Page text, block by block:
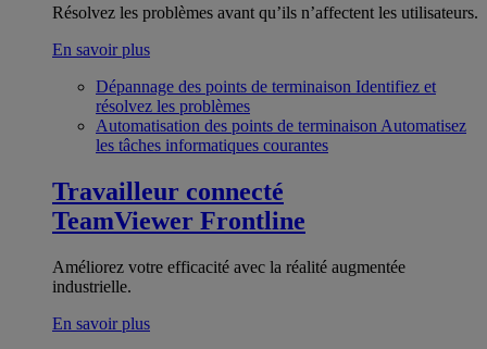
Résolvez les problèmes avant qu’ils n’affectent les utilisateurs.
En savoir plus
Dépannage des points de terminaison Identifiez et
résolvez les problèmes
Automatisation des points de terminaison Automatisez
les tâches informatiques courantes
Travailleur connecté
TeamViewer Frontline
Améliorez votre efficacité avec la réalité augmentée
industrielle.
En savoir plus